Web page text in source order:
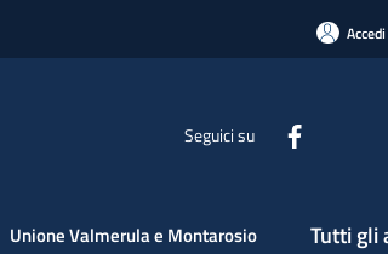
Seguici su
Unione Valmerula e Montarosio Tutti gli